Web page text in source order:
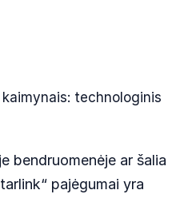
technologinis
bendruomenėje ar šalia
pajėgumai yra